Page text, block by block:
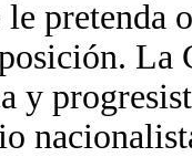
pretenda
La
y